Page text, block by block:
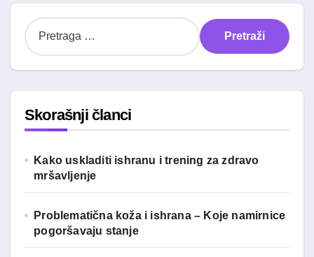
P
r
t
g
a
a
Skorašnji članci
Kako uskladiti ishranu i trening za zdravo
mršavljenje
Problematična koža i ishrana – Koje namirnice
pogoršavaju stanje